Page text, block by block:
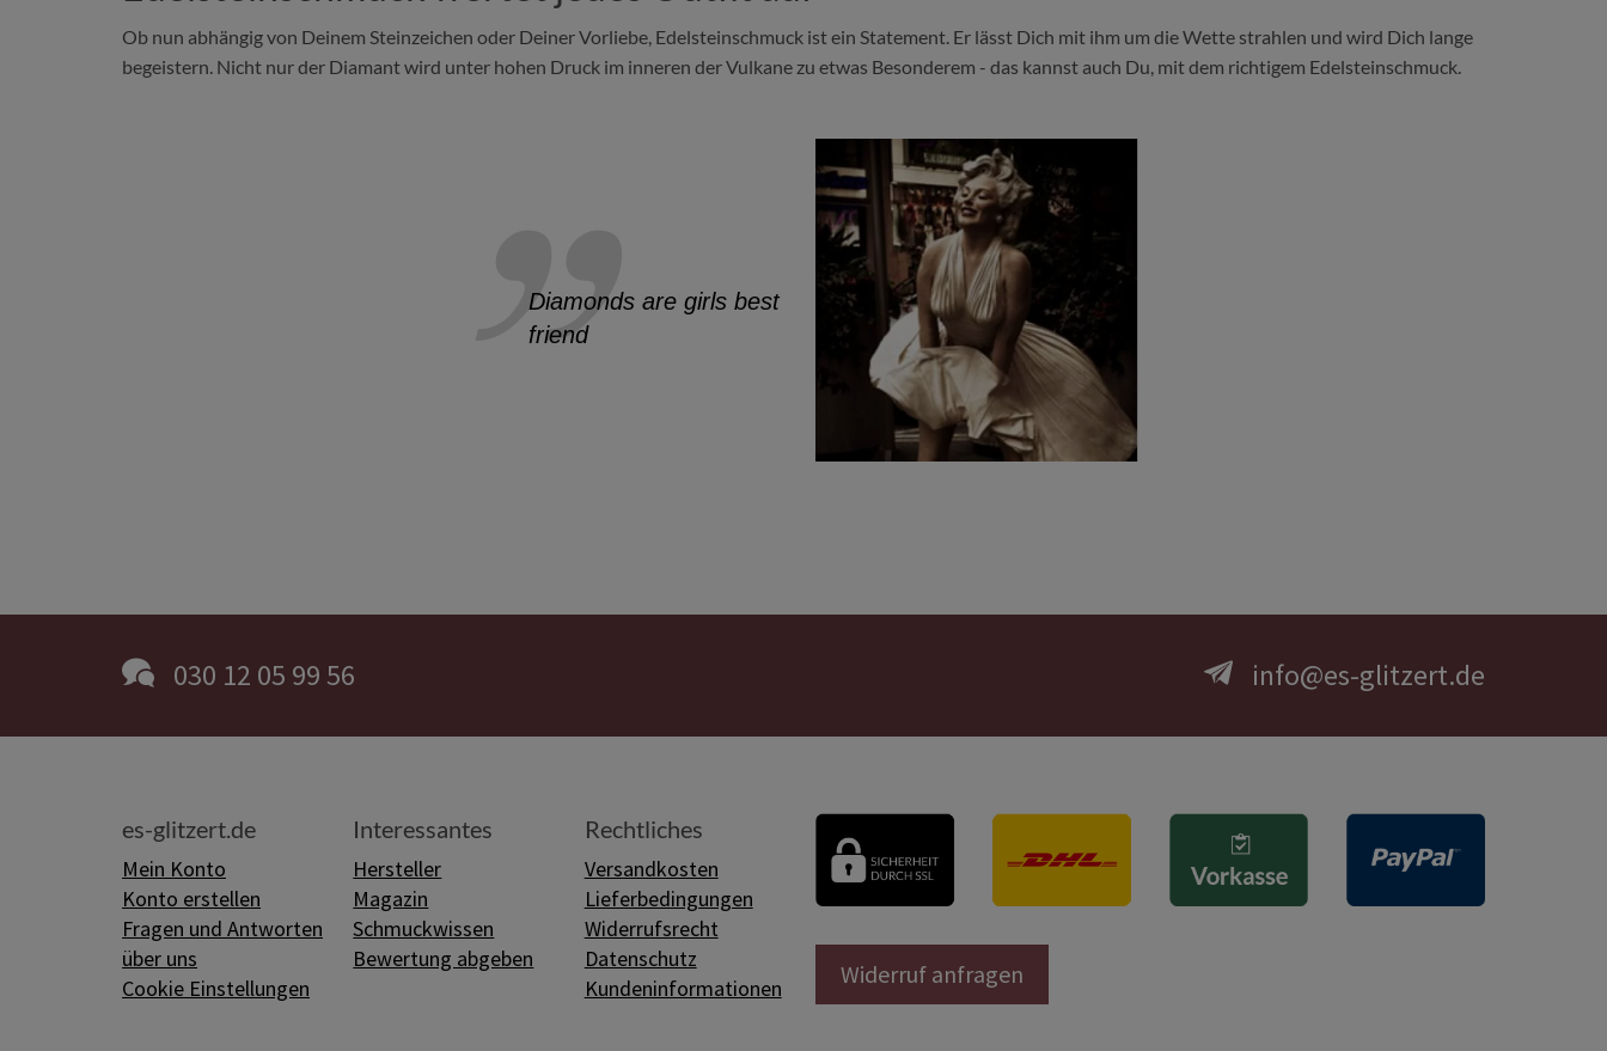
Ob nun abhängig von Deinem Steinzeichen oder Deiner Vorliebe, Edelsteinschmuck ist ein Statement. Er lässt Dich mit ihm um die Wette strahlen und wird Dich lange
begeistern. Nicht nur der Diamant wird unter hohen Druck im inneren der Vulkane zu etwas Besonderem - das kannst auch Du, mit dem richtigem Edelsteinschmuck.
Diamonds are girls best
friend
030 12 05 99 56 info@es-glitzert.de
es-glitzert.de
Mein Konto
Konto erstellen
Fragen und Antworten
über uns
Cookie Einstellungen
Interessantes
Hersteller
Magazin
Schmuckwissen
Bewertung abgeben
Rechtliches
Versandkosten
Lieferbedingungen
Widerrufsrecht
Datenschutz
Kundeninformationen
Widerruf anfragen